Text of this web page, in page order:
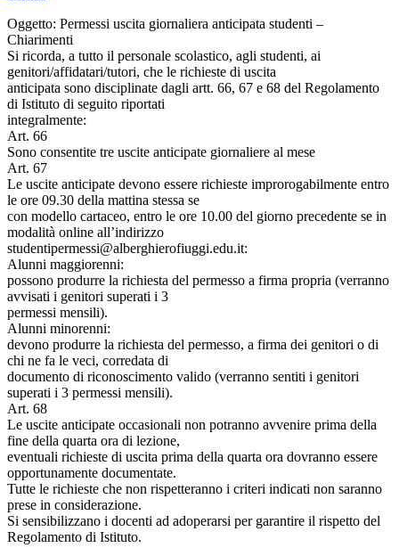
Oggetto: Permessi uscita giornaliera anticipata studenti –
Chiarimenti
Si ricorda, a tutto il personale scolastico, agli studenti, ai
genitori/affidatari/tutori, che le richieste di uscita
anticipata sono disciplinate dagli artt. 66, 67 e 68 del Regolamento
di Istituto di seguito riportati
integralmente:
Art. 66
Sono consentite tre uscite anticipate giornaliere al mese
Art. 67
Le uscite anticipate devono essere richieste improrogabilmente entro
le ore 09.30 della mattina stessa se
con modello cartaceo, entro le ore 10.00 del giorno precedente se in
modalità online all’indirizzo
studentipermessi@alberghierofiuggi.edu.it:
Alunni maggiorenni:
possono produrre la richiesta del permesso a firma propria (verranno
avvisati i genitori superati i 3
permessi mensili).
Alunni minorenni:
devono produrre la richiesta del permesso, a firma dei genitori o di
chi ne fa le veci, corredata di
documento di riconoscimento valido (verranno sentiti i genitori
superati i 3 permessi mensili).
Art. 68
Le uscite anticipate occasionali non potranno avvenire prima della
fine della quarta ora di lezione,
eventuali richieste di uscita prima della quarta ora dovranno essere
opportunamente documentate.
Tutte le richieste che non rispetteranno i criteri indicati non saranno
prese in considerazione.
Si sensibilizzano i docenti ad adoperarsi per garantire il rispetto del
Regolamento di Istituto.